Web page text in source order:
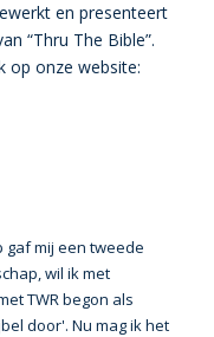
en presenteert
“Thru The Bible”.
op onze website:
gaf mij een tweede
wil ik met
TWR begon als
door'. Nu mag ik het